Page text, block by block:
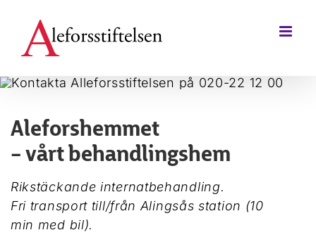
innehållet
Aleforshemmet
– vårt behandlingshem
Rikstäckande internatbehandling.
Fri transport till/från Alingsås station (10
min med bil).